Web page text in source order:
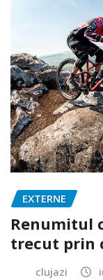
EXTERNE
Renumitul
trecut prin
clujazi